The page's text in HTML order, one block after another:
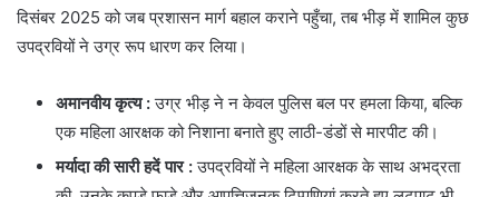
दिसंबर 2025 को जब प्रशासन मार्ग बहाल कराने पहुँचा, तब भीड़ में शामिल कुछ
उपद्रवियों ने उग्र रूप धारण कर लिया।
अमानवीय कृत्य :उग्र भीड़ ने न केवल पुलिस बल पर हमला किया, बल्कि
एक महिला आरक्षक को निशाना बनाते हुए लाठी-डंडों से मारपीट की।
मर्यादा की सारी हदें पार :उपद्रवियों ने महिला आरक्षक के साथ अभद्रता